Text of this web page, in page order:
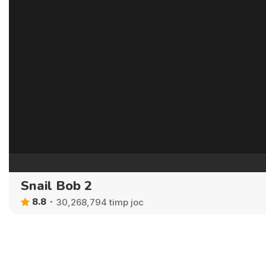
Snail Bob 2
8.8 30,268,794 timp joc